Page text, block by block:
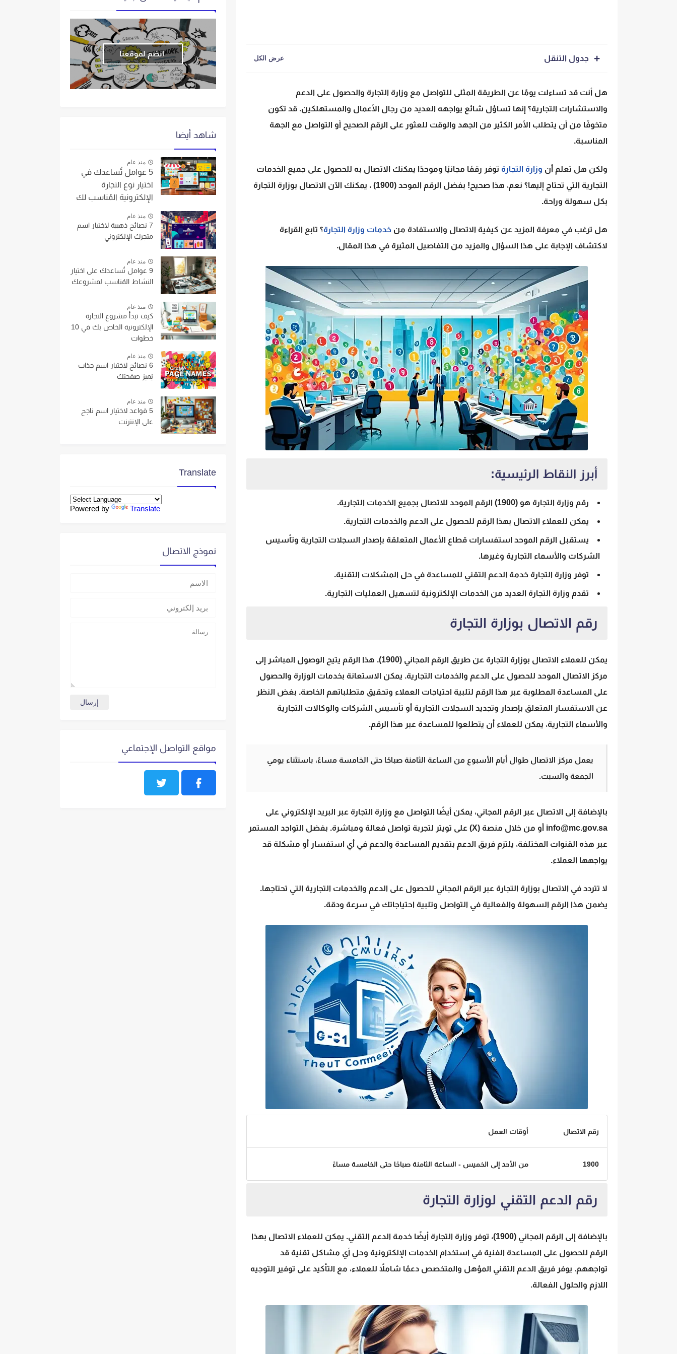
جدول التنقل
هل أنت قد تساءلت يومًا عن الطريقة المثلى للتواصل مع وزارة التجارة والحصول على الدعم
والاستشارات التجارية؟ إنها تساؤل شائع يواجهه العديد من رجال الأعمال والمستهلكين. قد تكون
متخوفًا من أن يتطلب الأمر الكثير من الجهد والوقت للعثور على الرقم الصحيح أو التواصل مع الجهة
المناسبة.
ولكن هل تعلم أن وزارة التجارة توفر رقمًا مجانيًا وموحدًا يمكنك الاتصال به للحصول على جميع الخدمات
التجارية التي تحتاج إليها؟ نعم، هذا صحيح! بفضل الرقم الموحد (1900) ، يمكنك الآن الاتصال بوزارة التجارة
بكل سهولة وراحة.
هل ترغب في معرفة المزيد عن كيفية الاتصال والاستفادة من خدمات وزارة التجارة؟ تابع القراءة
لاكتشاف الإجابة على هذا السؤال والمزيد من التفاصيل المثيرة في هذا المقال.
أبرز النقاط الرئيسية:
رقم وزارة التجارة هو (1900) الرقم الموحد للاتصال بجميع الخدمات التجارية.
يمكن للعملاء الاتصال بهذا الرقم للحصول على الدعم والخدمات التجارية.
يستقبل الرقم الموحد استفسارات قطاع الأعمال المتعلقة بإصدار السجلات التجارية وتأسيس
الشركات والأسماء التجارية وغيرها.
توفر وزارة التجارة خدمة الدعم التقني للمساعدة في حل المشكلات التقنية.
تقدم وزارة التجارة العديد من الخدمات الإلكترونية لتسهيل العمليات التجارية.
رقم الاتصال بوزارة التجارة
يمكن للعملاء الاتصال بوزارة التجارة عن طريق الرقم المجاني (1900). هذا الرقم يتيح الوصول المباشر إلى
مركز الاتصال الموحد للحصول على الدعم والخدمات التجارية. يمكن الاستعانة بخدمات الوزارة والحصول
على المساعدة المطلوبة عبر هذا الرقم لتلبية احتياجات العملاء وتحقيق متطلباتهم الخاصة. بغض النظر
عن الاستفسار المتعلق بإصدار وتجديد السجلات التجارية أو تأسيس الشركات والوكالات التجارية
والأسماء التجارية، يمكن للعملاء أن يتطلعوا للمساعدة عبر هذا الرقم.
يعمل مركز الاتصال طوال أيام الأسبوع من الساعة الثامنة صباحًا حتى الخامسة مساءً، باستثناء يومي
الجمعة والسبت.
بالإضافة إلى الاتصال عبر الرقم المجاني، يمكن أيضًا التواصل مع وزارة التجارة عبر البريد الإلكتروني على
info@mc.gov.sa
أو من خلال منصة (X) على تويتر لتجربة تواصل فعالة ومباشرة. بفضل التواجد المستمر
عبر هذه القنوات المختلفة، يلتزم فريق الدعم بتقديم المساعدة والدعم في أي استفسار أو مشكلة قد
يواجهها العملاء.
لا تتردد في الاتصال بوزارة التجارة عبر الرقم المجاني للحصول على الدعم والخدمات التجارية التي تحتاجها.
يضمن هذا الرقم السهولة والفعالية في التواصل وتلبية احتياجاتك في سرعة ودقة.
رقم الاتصال أوقات العمل
1900 من الأحد إلى الخميس - الساعة الثامنة صباحًا حتى الخامسة مساءً
رقم الدعم التقني لوزارة التجارة
بالإضافة إلى الرقم المجاني (1900)، توفر وزارة التجارة أيضًا خدمة الدعم التقني. يمكن للعملاء الاتصال بهذا
الرقم للحصول على المساعدة الفنية في استخدام الخدمات الإلكترونية وحل أي مشاكل تقنية قد
تواجههم. يوفر فريق الدعم التقني المؤهل والمتخصص دعمًا شاملاً للعملاء، مع التأكيد على توفير التوجيه
اللازم والحلول الفعالة.
انضم لموقعنا
شاهد أيضا
منذ عام
5 عوامل تُساعدك في
اختيار نوع التجارة
الإلكترونية المُناسب لك
منذ عام
7 نصائح ذهبية لاختيار اسم
متجرك الإلكتروني
منذ عام
9 عوامل تُساعدك على اختيار
النشاط المُناسب لمشروعك
منذ عام
كيف تبدأ مشروع التجارة
الإلكترونية الخاص بك في 10
خطوات
منذ عام
6 نصائح لاختيار اسم جذاب
يُميز صفحتك
منذ عام
5 قواعد لاختيار اسم ناجح
على الإنترنت
Translate
Powered by Translate
نموذج الاتصال
مواقع التواصل الإجتماعي